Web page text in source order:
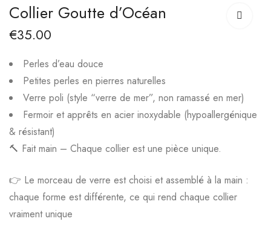
€
Collier Goutte d’Océan
€35.00
Perles d’eau douce
Petites perles en pierres naturelles
Verre poli (style “verre de mer”, non ramassé en mer)
Fermoir et apprêts en acier inoxydable (hypoallergénique
& résistant)
🔨 Fait main – Chaque collier est une pièce unique.
👉 Le morceau de verre est choisi et assemblé à la main :
chaque forme est différente, ce qui rend chaque collier
vraiment unique